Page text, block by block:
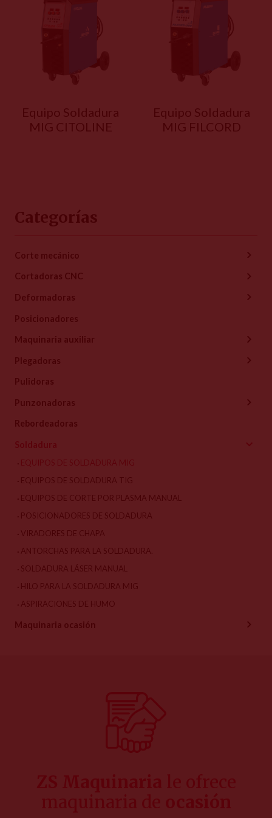
Categorías
Corte mecánico
Cortadoras CNC
Deformadoras
Posicionadores
Maquinaria auxiliar
Plegadoras
Pulidoras
Punzonadoras
Rebordeadoras
Soldadura
EQUIPOS DE SOLDADURA MIG
EQUIPOS DE SOLDADURA TIG
EQUIPOS DE CORTE POR PLASMA MANUAL
POSICIONADORES DE SOLDADURA
VIRADORES DE CHAPA
ANTORCHAS PARA LA SOLDADURA.
SOLDADURA LÁSER MANUAL
HILO PARA LA SOLDADURA MIG
ASPIRACIONES DE HUMO
Maquinaria ocasión
Equipo Soldadura
MIG CITOLINE
Equipo Soldadura
MIG FILCORD